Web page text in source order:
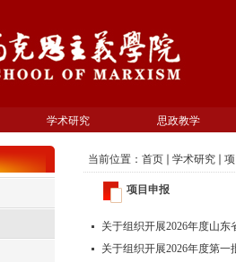
学术研究 思政教学
当前位置： 首页 学术研究
项目申报
关于组织开展2026年度山
关于组织开展2026年度第一